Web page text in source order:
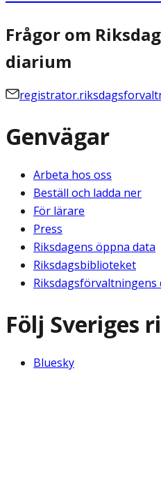
Frågor om
diarium
Genvägar
Arbeta hos oss
Beställ och ladda ner
För lärare
Press
Riksdagens öppna data
Riksdagsbiblioteket
Riksdagsförvaltningens
Följ Sveriges
Bluesky